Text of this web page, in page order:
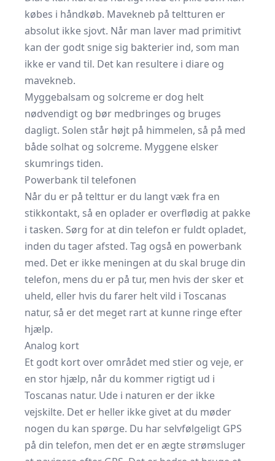
købes i håndkøb. Mavekneb på teltturen er
absolut ikke sjovt. Når man laver mad primitivt
kan der godt snige sig bakterier ind, som man
ikke er vand til. Det kan resultere i diare og
mavekneb.
Myggebalsam og solcreme er dog helt
nødvendigt og bør medbringes og bruges
dagligt. Solen står højt på himmelen, så på med
både solhat og solcreme. Myggene elsker
skumrings tiden.
Powerbank til telefonen
Når du er på telttur er du langt væk fra en
stikkontakt, så en oplader er overflødig at pakke
i tasken. Sørg for at din telefon er fuldt opladet,
inden du tager afsted. Tag også en powerbank
med. Det er ikke meningen at du skal bruge din
telefon, mens du er på tur, men hvis der sker et
uheld, eller hvis du farer helt vild i Toscanas
natur, så er det meget rart at kunne ringe efter
hjælp.
Analog kort
Et godt kort over området med stier og veje, er
en stor hjælp, når du kommer rigtigt ud i
Toscanas natur. Ude i naturen er der ikke
vejskilte. Det er heller ikke givet at du møder
nogen du kan spørge. Du har selvfølgeligt GPS
på din telefon, men det er en ægte strømsluger